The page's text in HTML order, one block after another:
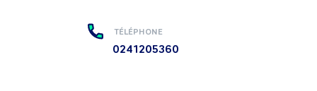
TÉLÉPHONE
0241205360